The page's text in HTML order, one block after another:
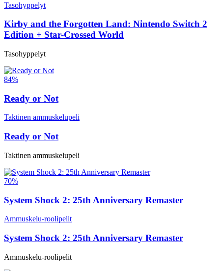
Tasohyppelyt
Kirby and the Forgotten Land: Nintendo Switch 2
Edition + Star-Crossed World
Tasohyppelyt
84%
Ready or Not
Taktinen ammuskelupeli
Ready or Not
Taktinen ammuskelupeli
70%
System Shock 2: 25th Anniversary Remaster
Ammuskelu-roolipelit
System Shock 2: 25th Anniversary Remaster
Ammuskelu-roolipelit